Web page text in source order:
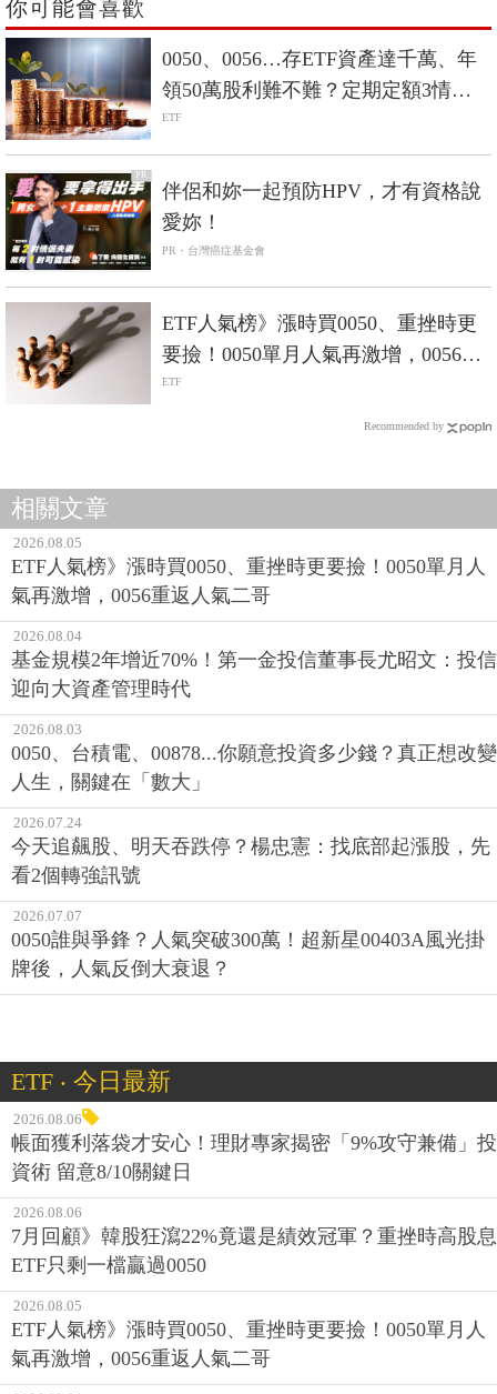
你可能會喜歡
0050、0056…存ETF資產達千萬、年
領50萬股利難不難？定期定額3情境
試算
ETF
PR
伴侶和妳一起預防HPV，才有資格說
愛妳！
PR・台灣癌症基金會
ETF人氣榜》漲時買0050、重挫時更
要撿！0050單月人氣再激增，0056重
返人氣二哥
ETF
Recommended by
相關文章
2026.08.05
ETF人氣榜》漲時買0050、重挫時更要撿！0050單月人
氣再激增，0056重返人氣二哥
2026.08.04
基金規模2年增近70%！第一金投信董事長尤昭文：投信
迎向大資產管理時代
2026.08.03
0050、台積電、00878...你願意投資多少錢？真正想改變
人生，關鍵在「數大」
2026.07.24
今天追飆股、明天吞跌停？楊忠憲：找底部起漲股，先
看2個轉強訊號
2026.07.07
0050誰與爭鋒？人氣突破300萬！超新星00403A風光掛
牌後，人氣反倒大衰退？
ETF ‧ 今日最新
2026.08.06
帳面獲利落袋才安心！理財專家揭密「9%攻守兼備」投
資術 留意8/10關鍵日
2026.08.06
7月回顧》韓股狂瀉22%竟還是績效冠軍？重挫時高股息
ETF只剩一檔贏過0050
2026.08.05
ETF人氣榜》漲時買0050、重挫時更要撿！0050單月人
氣再激增，0056重返人氣二哥